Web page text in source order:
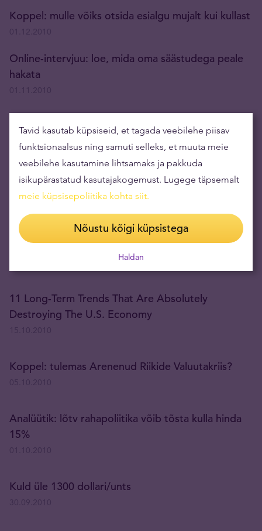
Koppel: mulle võiks otsida esialgu mujalt kui kullast
Online-intervjuu: loe, mida oma säästudega peale
hakata
Kuidas tekib hüperinflatsioon
27.10.2010
No Way Out
18.10.2010
Gold and Gold Mining Shares As a Percentage of
Global Assets or ‘The Once In a Lifetime Ride’
11 Long-Term Trends That Are Absolutely
Destroying The U.S. Economy
Koppel: tulemas Arenenud Riikide Valuutakriis?
Analüütik: lõtv rahapoliitika võib tõsta kulla hinda
15%
Kuld üle 1300 dollari/unts
Tavid kasutab küpsiseid, et tagada veebilehe piisav
funktsionaalsus ning samuti selleks, et muuta meie
veebilehe kasutamine lihtsamaks ja pakkuda
isikupärastatud kasutajakogemust. Lugege täpsemalt
meie küpsisepoliitika kohta siit.
Nõustu kõigi küpsistega
Haldan